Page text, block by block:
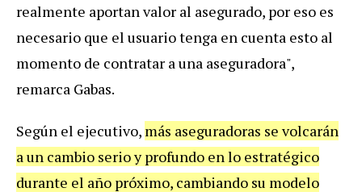
realmente aportan valor al asegurado, por eso es
necesario que el usuario tenga en cuenta esto al
momento de contratar a una aseguradora",
remarca Gabas.
Según el ejecutivo, más aseguradoras se volcarán
a un cambio serio y profundo en lo estratégico
durante el año próximo, cambiando su modelo